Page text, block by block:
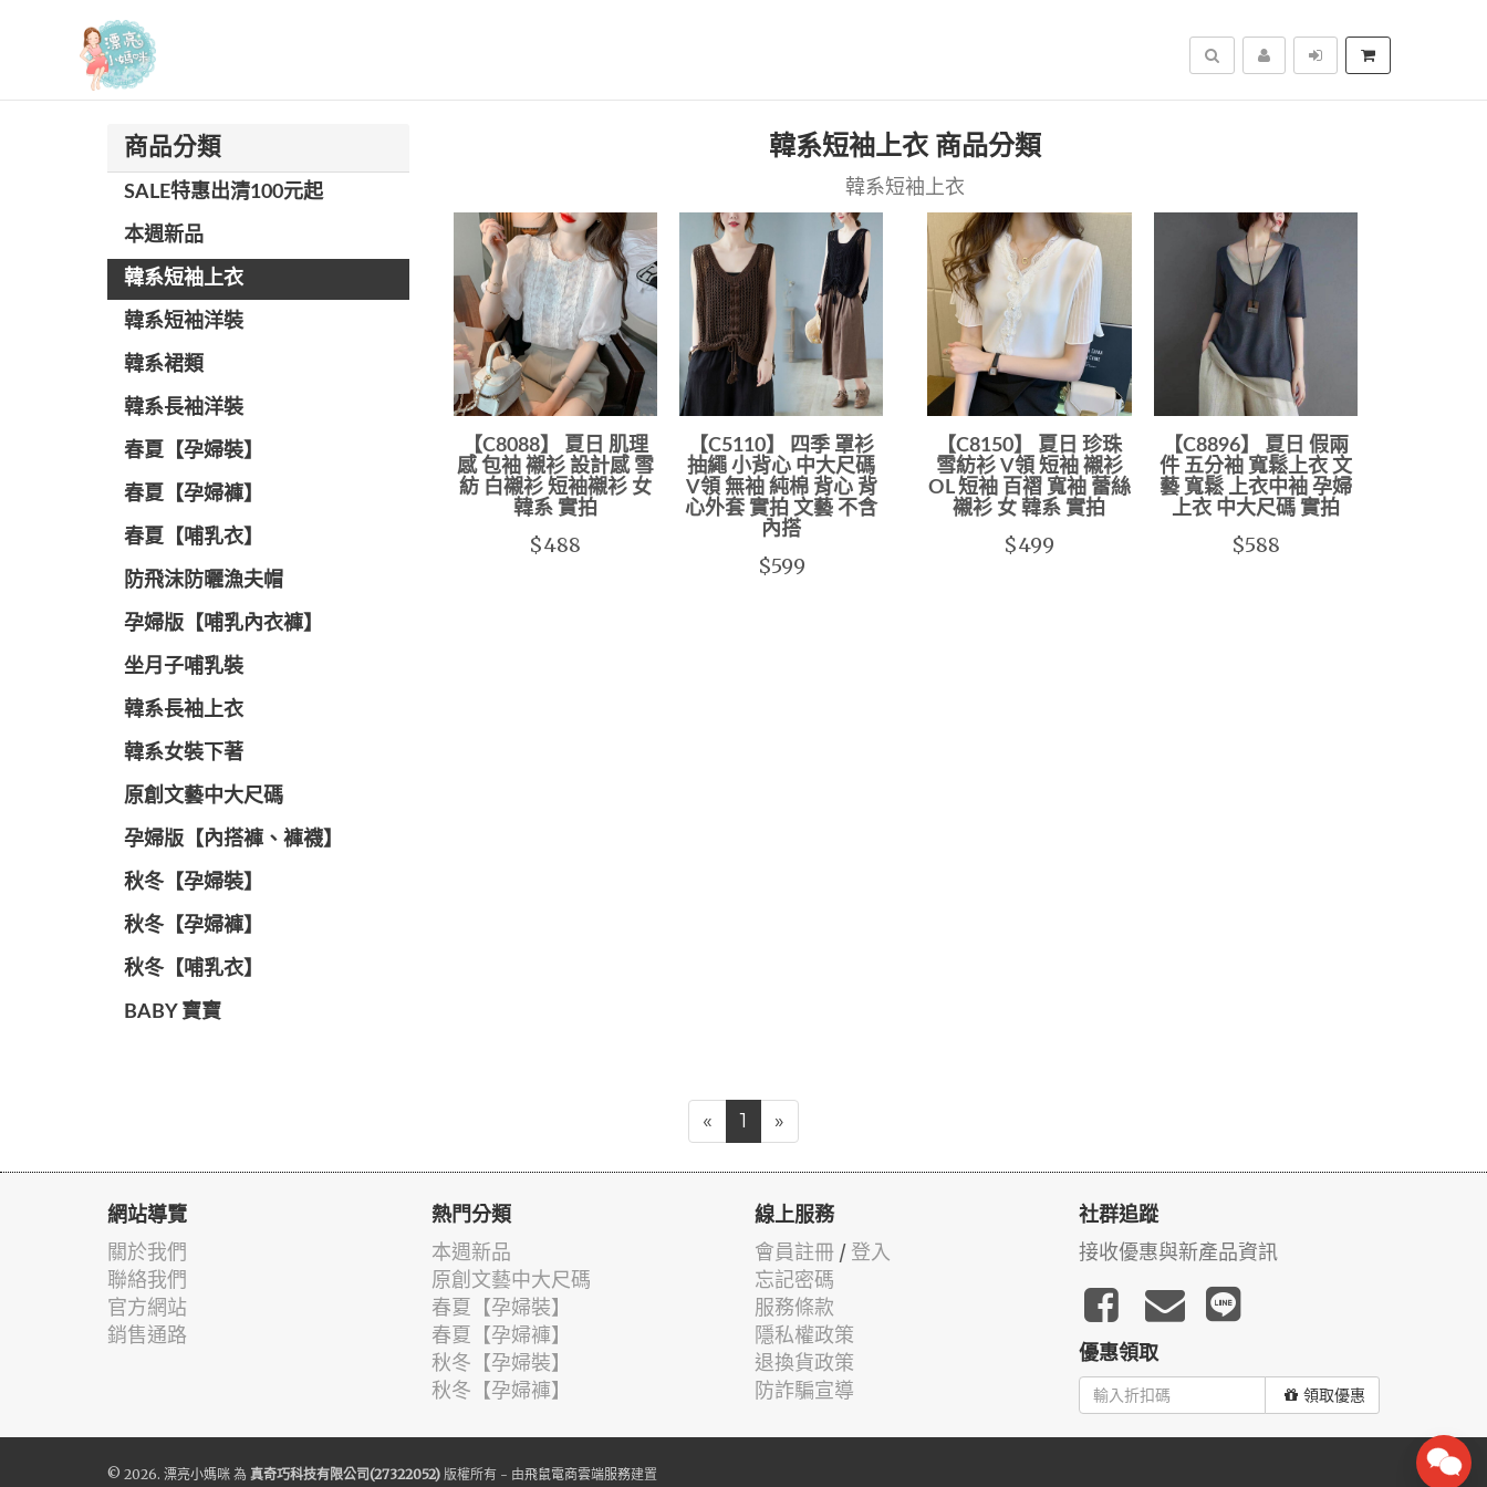
漂亮小媽咪
搜尋
商品分類
SALE特惠出清100元起
本週新品
韓系短袖上衣
韓系短袖洋裝
韓系裙類
韓系長袖洋裝
春夏【孕婦裝】
春夏【孕婦褲】
春夏【哺乳衣】
防飛沫防曬漁夫帽
孕婦版【哺乳內衣褲】
坐月子哺乳裝
韓系長袖上衣
韓系女裝下著
原創文藝中大尺碼
孕婦版【內搭褲、褲襪】
秋冬【孕婦裝】
秋冬【孕婦褲】
秋冬【哺乳衣】
BABY 寶寶
韓系短袖上衣 商品分類
韓系短袖上衣
【C8088】 夏日 肌理
感 包袖 襯衫 設計感 雪
紡 白襯衫 短袖襯衫 女
韓系 實拍
$488
【C5110】 四季 罩衫
抽繩 小背心 中大尺碼
V領 無袖 純棉 背心 背
心外套 實拍 文藝 不含
內搭
$599
【C8150】 夏日 珍珠
雪紡衫 V領 短袖 襯衫
OL 短袖 百褶 寬袖 蕾絲
襯衫 女 韓系 實拍
$499
【C8896】 夏日 假兩
件 五分袖 寬鬆上衣 文
藝 寬鬆 上衣中袖 孕婦
上衣 中大尺碼 實拍
$588
« 1 »
網站導覽
關於我們
聯絡我們
官方網站
銷售通路
熱門分類
本週新品
原創文藝中大尺碼
春夏【孕婦裝】
春夏【孕婦褲】
秋冬【孕婦裝】
秋冬【孕婦褲】
線上服務
會員註冊 / 登入
忘記密碼
服務條款
隱私權政策
退換貨政策
防詐騙宣導
社群追蹤
接收優惠與新產品資訊
優惠領取
領取優惠
© 2026. 漂亮小媽咪 為 真奇巧科技有限公司(27322052) 版權所有 - 由飛鼠電商雲端服務建置